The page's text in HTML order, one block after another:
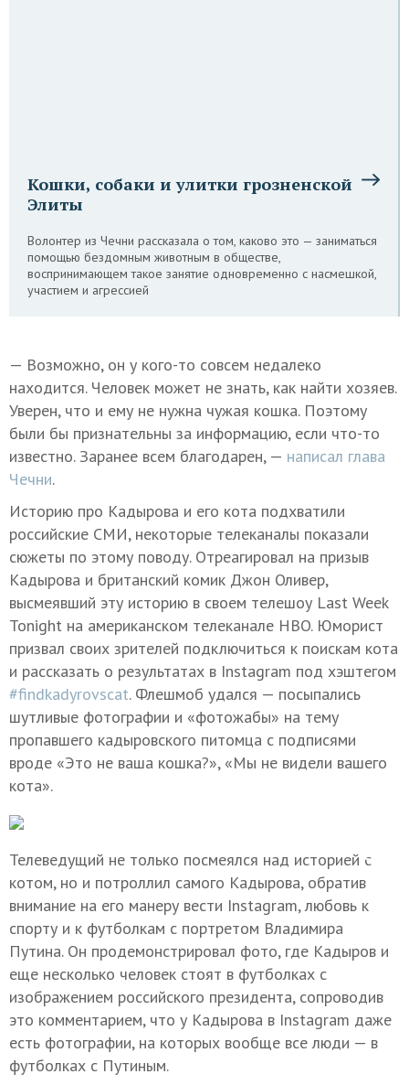
Кошки, собаки и улитки грозненской
Элиты
Волонтер из Чечни рассказала о том, каково это — заниматься
помощью бездомным животным в обществе,
воспринимающем такое занятие одновременно с насмешкой,
участием и агрессией
— Возможно, он у кого-то совсем недалеко
находится. Человек может не знать, как найти хозяев.
Уверен, что и ему не нужна чужая кошка. Поэтому
были бы признательны за информацию, если что-то
известно. Заранее всем благодарен, — написал глава
Чечни.
Историю про Кадырова и его кота подхватили
российские СМИ, некоторые телеканалы показали
сюжеты по этому поводу. Отреагировал на призыв
Кадырова и британский комик Джон Оливер,
высмеявший эту историю в своем телешоу Last Week
Tonight на американском телеканале HBO. Юморист
призвал своих зрителей подключиться к поискам кота
и рассказать о результатах в Instagram под хэштегом
#findkadyrovscat. Флешмоб удался — посыпались
шутливые фотографии и «фотожабы» на тему
пропавшего кадыровского питомца с подписями
вроде «Это не ваша кошка?», «Мы не видели вашего
кота».
Телеведущий не только посмеялся над историей с
котом, но и потроллил самого Кадырова, обратив
внимание на его манеру вести Instagram, любовь к
спорту и к футболкам с портретом Владимира
Путина. Он продемонстрировал фото, где Кадыров и
еще несколько человек стоят в футболках с
изображением российского президента, сопроводив
это комментарием, что у Кадырова в Instagram даже
есть фотографии, на которых вообще все люди — в
футболках с Путиным.